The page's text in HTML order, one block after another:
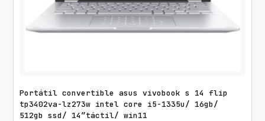
Portátil convertible asus vivobook s 14 flip
tp3402va-lz273w intel core i5-1335u/ 16gb/
512gb ssd/ 14″táctil/ win11